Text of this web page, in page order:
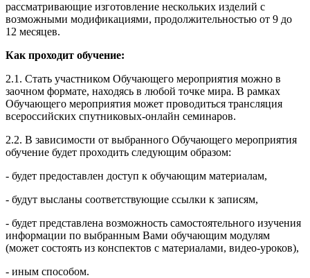
рассматривающие изготовление нескольких изделий с
возможными модификациями, продолжительностью от 9 до
12 месяцев.
Как проходит обучение:
2.1. Стать участником Обучающего мероприятия можно в
заочном формате, находясь в любой точке мира. В рамках
Обучающего мероприятия может проводиться трансляция
всероссийских спутниковых-онлайн семинаров.
2.2. В зависимости от выбранного Обучающего мероприятия
обучение будет проходить следующим образом:
- будет предоставлен доступ к обучающим материалам,
- будут высланы соответствующие ссылки к записям,
- будет представлена возможность самостоятельного изучения
информации по выбранным Вами обучающим модулям
(может состоять из конспектов с материалами, видео-уроков),
- иным способом.